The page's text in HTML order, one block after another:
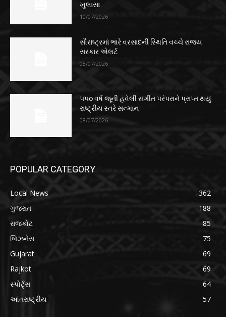
ખુલાસા
10/07/2026
સૌરાષ્ટ્રમાં ભારે વરસાદની સ્થિતિ વચ્ચે રાજ્ય
સરકાર એલર્ટ
08/07/2026
૫૫૦ વર્ષ જૂની હવેલી સંગીત પરંપરાને પ્રાપ્ત થયું
રાષ્ટ્રીય સ્તરે સન્માન
08/07/2026
POPULAR CATEGORY
Local News
362
ગુજરાત
188
રાજકોટ
85
બિઝનેસ
75
Gujarat
69
Rajkot
69
સ્પોર્ટ્સ
64
આંતરાષ્ટ્રીય
57